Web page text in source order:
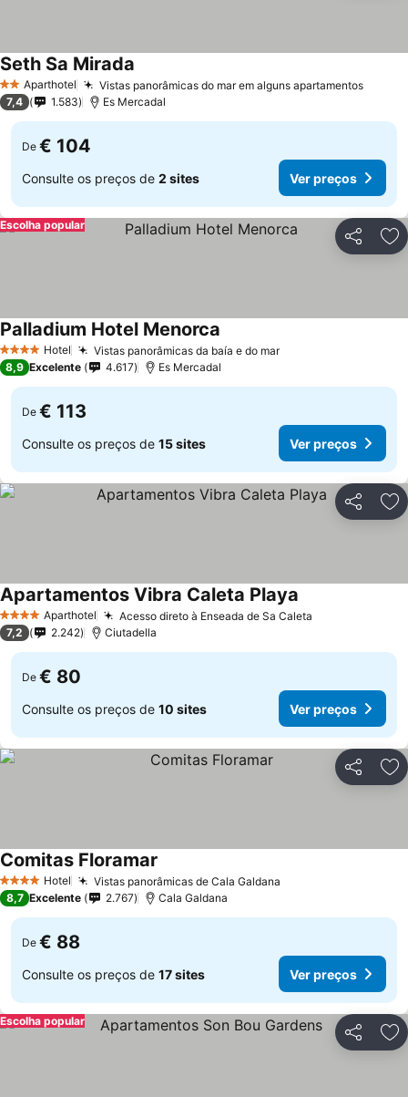
2 EstrelasAparthotel Vistas panorâmicas do mar em alguns apartamentos
Seth Sa Mirada
7,4 1.583 Es Mercadal
De € 104
Consulte os preços de 2 sites Ver preços
Partilhar
Escolha popular
4 EstrelasHotel Vistas panorâmicas da baía e do mar
Palladium Hotel Menorca
8,9 Excelente 4.617 Es Mercadal
De € 113
Consulte os preços de 15 sites Ver preços
Partilhar
4 EstrelasAparthotel Acesso direto à Enseada de Sa Caleta
Apartamentos Vibra Caleta Playa
7,2 2.242 Ciutadella
De € 80
Consulte os preços de 10 sites Ver preços
Partilhar
4 EstrelasHotel Vistas panorâmicas de Cala Galdana
Comitas Floramar
8,7 Excelente 2.767 Cala Galdana
De € 88
Consulte os preços de 17 sites Ver preços
Partilhar
Escolha popular